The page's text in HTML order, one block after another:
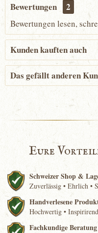
Bewertungen 2
Bewertungen lesen,
Kunden kauften auch
Das gefällt anderen
Eure
Schweizer Shop &
Zuverlässig • Ehrlich •
Handverlesene
Hochwertig •
Fachkundige Beratung